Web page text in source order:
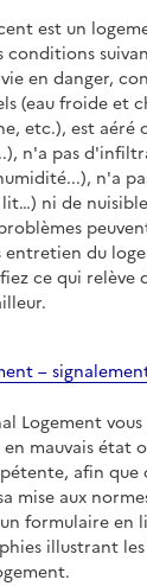
est un
en danger,
(eau froide et
etc.), est aéré
n'a pas
n'a
ni de
entretien du
ce qui relève
–
Logement
mauvais état
afin que
mise aux
formulaire en
illustrant